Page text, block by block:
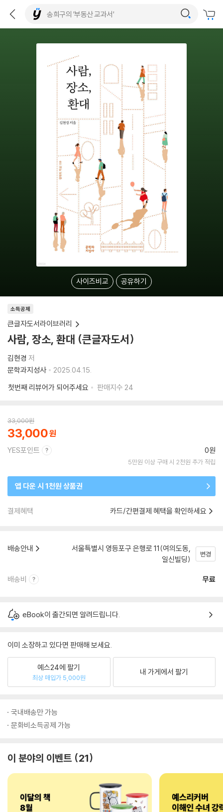
사이즈비교 공유하기
소득공제
큰글자도서라이브러리
사람, 장소, 환대 (큰글자도서)
김현경 저
문학과지성사
2025.04.15.
첫번째 리뷰어가 되어주세요
판매지수 24
33,000원
33,000
YES포인트 0원
5만원 이상 구매 시 2천원 추가 적립
앱 다운 시 1천원 상품권
결제혜택 카드/간편결제 혜택을 확인하세요
배송안내
서울특별시 영등포구 은행로 11(여의도동,
일신빌딩)
변경
배송비 무료
eBook이 출간되면 알려드립니다.
이미 소장하고 있다면 판매해 보세요.
예스24에 팔기
최상 매입가 5,000원
내 가게에서 팔기
국내배송만 가능
문화비소득공제 가능
이 분야의 이벤트 21